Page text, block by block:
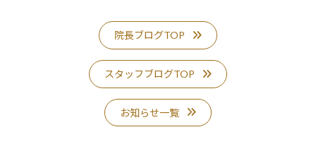
院長ブログTOP
スタッフブログTOP
お知らせ一覧